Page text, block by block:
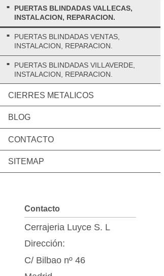
PUERTAS BLINDADAS VALLECAS,
INSTALACION, REPARACION.
PUERTAS BLINDADAS VENTAS,
INSTALACION, REPARACION.
PUERTAS BLINDADAS VILLAVERDE,
INSTALACION, REPARACION.
CIERRES METALICOS
BLOG
CONTACTO
SITEMAP
Contacto
Cerrajeria Luyce S. L
Dirección:
C/ Bilbao nº 46